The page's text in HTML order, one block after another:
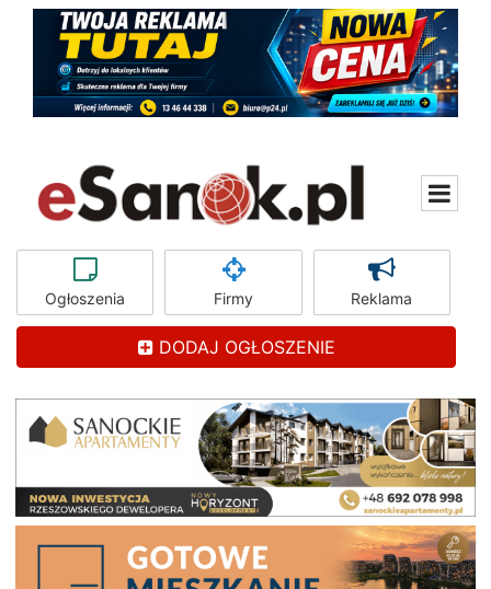
Ogłoszenia Firmy Reklama
DODAJ OGŁOSZENIE